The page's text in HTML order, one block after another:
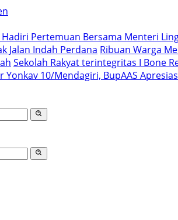
Pertemuan Bersama Menteri
Jalan Indah Perdana Ribuan Warga
Sekolah Rakyat terintegritas I Bone
Yonkav 10/Mendagiri, BupAAS